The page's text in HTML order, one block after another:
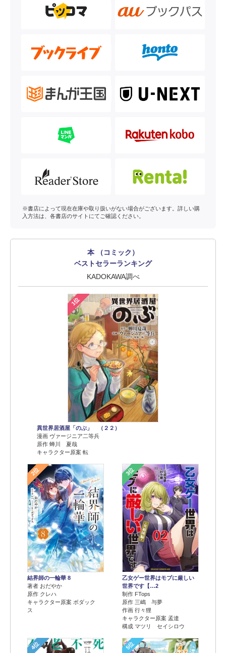
※書店によって現在在庫や取り扱いがない場合がございます。詳しい購
入方法は、各書店のサイトにてご確認ください。
本 （コミック）
ベストセラーランキング
KADOKAWA調べ
1位
異世界居酒屋「のぶ」 （２２）
漫画 ヴァージニア二等兵
原作 蝉川 夏哉
キャラクター原案 転
2位
結界師の一輪華 8
著者 おだやか
原作 クレハ
キャラクター原案 ボダック
ス
3位
乙女ゲー世界はモブに厳しい
世界です【…2
制作 FTops
原作 三嶋 与夢
作画 行々狸
キャラクター原案 孟達
構成 マツリ セイシロウ
4位 5位